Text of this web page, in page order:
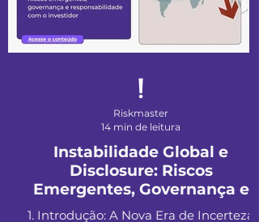
Instabilidade Global e
Disclosure: Riscos
Emergentes, Governança e
Responsabilidade com o
1. Introdução: A Nova Era de Incerteza
Riskmaster
14 min de leitura